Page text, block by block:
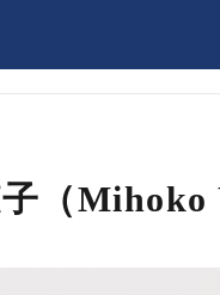
（Mihoko